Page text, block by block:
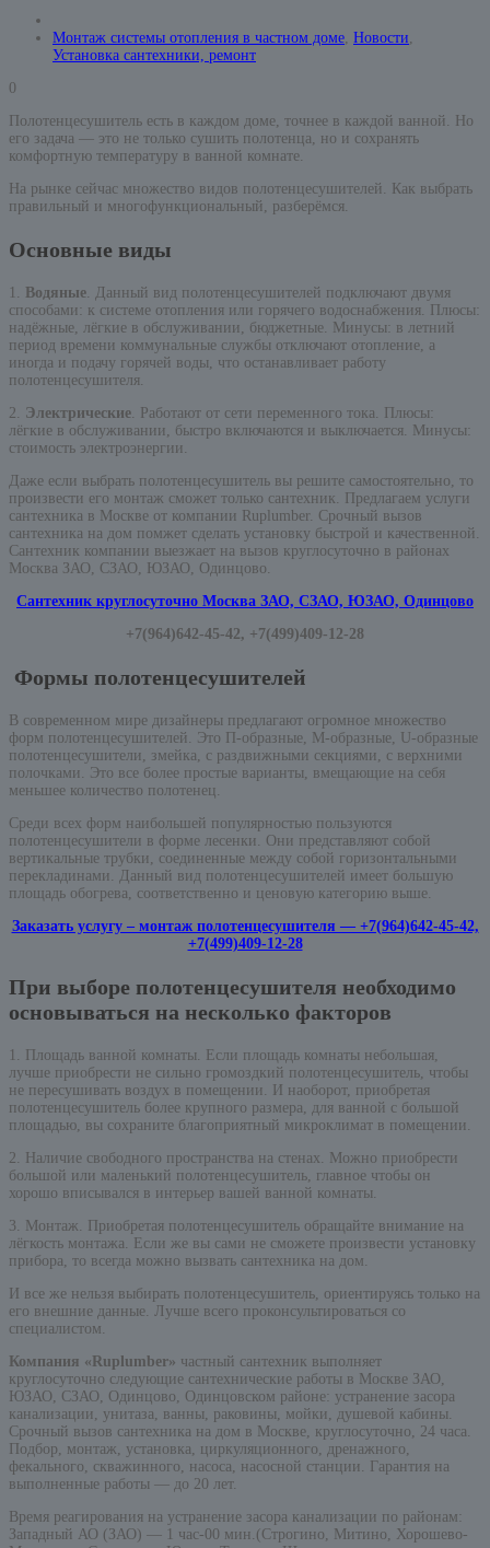
Монтаж системы отопления в частном доме, Новости,
Установка сантехники, ремонт
0
Полотенцесушитель есть в каждом доме, точнее в каждой ванной. Но
его задача — это не только сушить полотенца, но и сохранять
комфортную температуру в ванной комнате.
На рынке сейчас множество видов полотенцесушителей. Как выбрать
правильный и многофункциональный, разберёмся.
Основные виды
1. Водяные. Данный вид полотенцесушителей подключают двумя
способами: к системе отопления или горячего водоснабжения. Плюсы:
надёжные, лёгкие в обслуживании, бюджетные. Минусы: в летний
период времени коммунальные службы отключают отопление, а
иногда и подачу горячей воды, что останавливает работу
полотенцесушителя.
2. Электрические. Работают от сети переменного тока. Плюсы:
лёгкие в обслуживании, быстро включаются и выключается. Минусы:
стоимость электроэнергии.
Даже если выбрать полотенцесушитель вы решите самостоятельно, то
произвести его монтаж сможет только сантехник. Предлагаем услуги
сантехника в Москве от компании Ruplumber. Срочный вызов
сантехника на дом помжет сделать установку быстрой и качественной.
Сантехник компании выезжает на вызов круглосуточно в районах
Москва ЗАО, СЗАО, ЮЗАО, Одинцово.
Сантехник круглосуточно Москва ЗАО, СЗАО, ЮЗАО, Одинцово
+7(964)642-45-42, +7(499)409-12-28
Формы полотенцесушителей
В современном мире дизайнеры предлагают огромное множество
форм полотенцесушителей. Это П-образные, М-образные, U-образные
полотенцесушители, змейка, с раздвижными секциями, с верхними
полочками. Это все более простые варианты, вмещающие на себя
меньшее количество полотенец.
Среди всех форм наибольшей популярностью пользуются
полотенцесушители в форме лесенки. Они представляют собой
вертикальные трубки, соединенные между собой горизонтальными
перекладинами. Данный вид полотенцесушителей имеет большую
площадь обогрева, соответственно и ценовую категорию выше.
Заказать услугу – монтаж полотенцесушителя — +7(964)642-45-42,
+7(499)409-12-28
При выборе полотенцесушителя необходимо
основываться на несколько факторов
1. Площадь ванной комнаты. Если площадь комнаты небольшая,
лучше приобрести не сильно громоздкий полотенцесушитель, чтобы
не пересушивать воздух в помещении. И наоборот, приобретая
полотенцесушитель более крупного размера, для ванной с большой
площадью, вы сохраните благоприятный микроклимат в помещении.
2. Наличие свободного пространства на стенах. Можно приобрести
большой или маленький полотенцесушитель, главное чтобы он
хорошо вписывался в интерьер вашей ванной комнаты.
3. Монтаж. Приобретая полотенцесушитель обращайте внимание на
лёгкость монтажа. Если же вы сами не сможете произвести установку
прибора, то всегда можно вызвать сантехника на дом.
И все же нельзя выбирать полотенцесушитель, ориентируясь только на
его внешние данные. Лучше всего проконсультироваться со
специалистом.
Компания «Ruplumber» частный сантехник выполняет
круглосуточно следующие сантехнические работы в Москве ЗАО,
ЮЗАО, СЗАО, Одинцово, Одинцовском районе: устранение засора
канализации, унитаза, ванны, раковины, мойки, душевой кабины.
Срочный вызов сантехника на дом в Москве, круглосуточно, 24 часа.
Подбор, монтаж, установка, циркуляционного, дренажного,
фекального, скважинного, насоса, насосной станции. Гарантия на
выполненные работы — до 20 лет.
Время реагирования на устранение засора канализации по районам:
Западный АО (ЗАО) — 1 час-00 мин.(Строгино, Митино, Хорошево-